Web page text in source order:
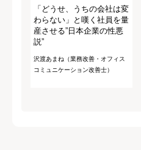
「どうせ、うちの会社は変
わらない」と嘆く社員を量
産させる”日本企業の性悪
説”
沢渡あまね（業務改善・オフィス
コミュニケーション改善士）